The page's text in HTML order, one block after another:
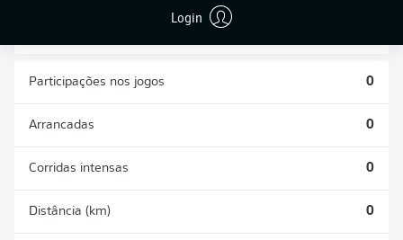
Login
0
Participações nos jogos 0
Arrancadas 0
Corridas intensas 0
Distância (km) 0